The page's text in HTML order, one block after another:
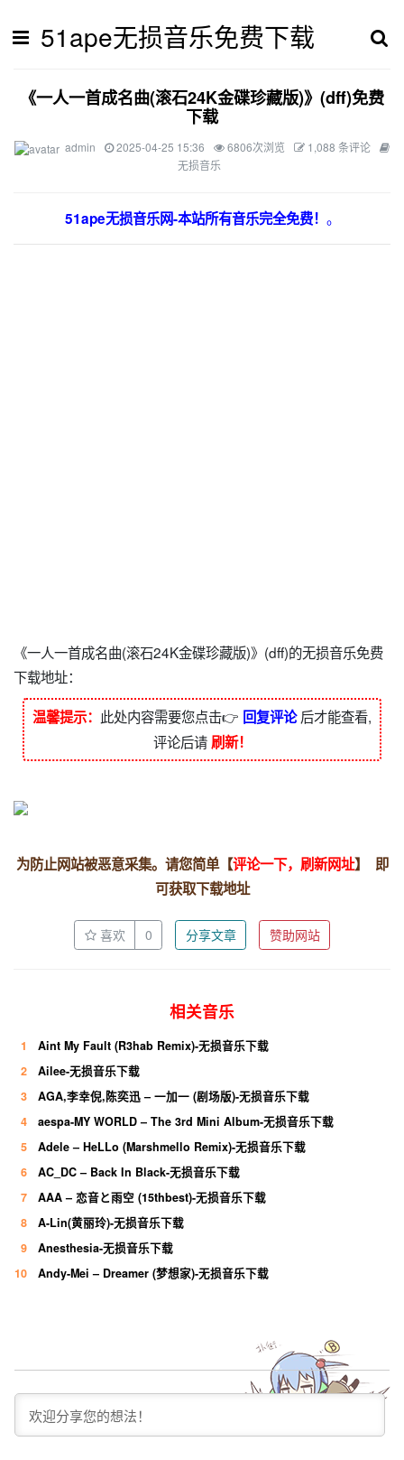
51ape无损音乐免费下载
《一人一首成名曲(滚石24K金碟珍藏版)》(dff)免费
下载
admin 2025-04-25 15:36 6806次浏览
1,088 条评论
无损音乐
51ape无损音乐网-本站所有音乐完全免费！ 。
《一人一首成名曲(滚石24K金碟珍藏版)》(dff)的无损音乐免费
下载地址：
温馨提示： 此处内容需要您点击👉 回复评论 后才能查看,
评论后请刷新！
为防止网站被恶意采集。请您简单【评论一下，刷新网址】 即
可获取下载地址
喜欢 0 分享文章 赞助网站
相关音乐
1
Aint My Fault (R3hab Remix)-无损音乐下载
2
Ailee-无损音乐下载
3
AGA,李幸倪,陈奕迅 – 一加一 (剧场版)-无损音乐下载
4
aespa-MY WORLD – The 3rd Mini Album-无损音乐下载
5
Adele – HeLLo (Marshmello Remix)-无损音乐下载
6
AC_DC – Back In Black-无损音乐下载
7
AAA – 恋音と雨空 (15thbest)-无损音乐下载
8
A-Lin(黄丽玲)-无损音乐下载
9
Anesthesia-无损音乐下载
10
Andy-Mei – Dreamer (梦想家)-无损音乐下载